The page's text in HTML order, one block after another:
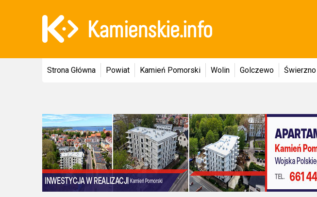
Strona Główna Powiat Kamień Pomorski Wolin Golczewo Świerzno